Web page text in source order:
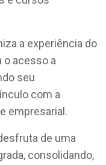
a experiência do
o acesso a
seu
com a
empresarial.
de uma
consolidando,